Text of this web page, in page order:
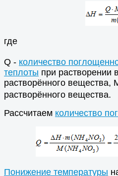
где
Q - количество
теплоты при растворении
растворённого вещества,
растворённого вещества.
Рассчитаем количество
Понижение температуры